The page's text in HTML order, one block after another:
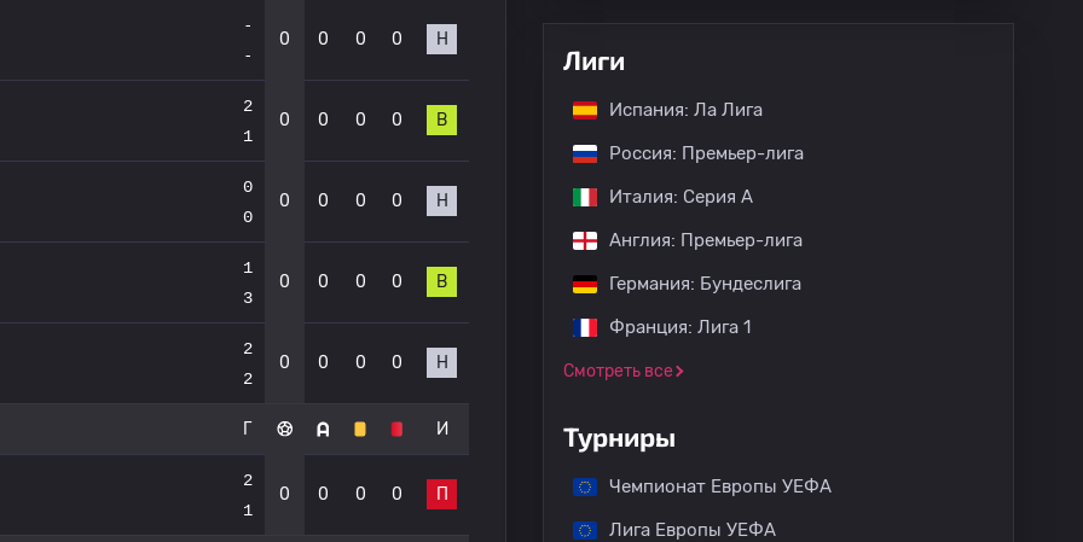
-
-
0 0 0 0 Н
2
1
0 0 0 0 В
0
0
0 0 0 0 Н
1
3
0 0 0 0 В
2
2
0 0 0 0 Н
Г И
2
1
0 0 0 0 П
Лиги
Испания: Ла Лига
Россия: Премьер-лига
Италия: Серия А
Англия: Премьер-лига
Германия: Бундеслига
Франция: Лига 1
Смотреть все
Турниры
Чемпионат Европы УЕФА
Лига Европы УЕФА